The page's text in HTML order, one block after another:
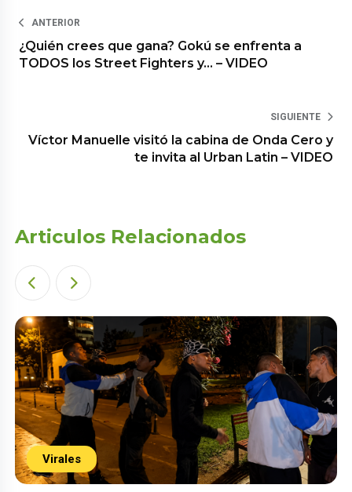
ANTERIOR
¿Quién crees que gana? Gokú se enfrenta a
TODOS los Street Fighters y… – VIDEO
SIGUIENTE
Víctor Manuelle visitó la cabina de Onda Cero y
te invita al Urban Latin – VIDEO
Articulos Relacionados
Virales